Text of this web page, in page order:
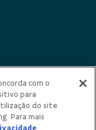
com o
para
do site
Para mais